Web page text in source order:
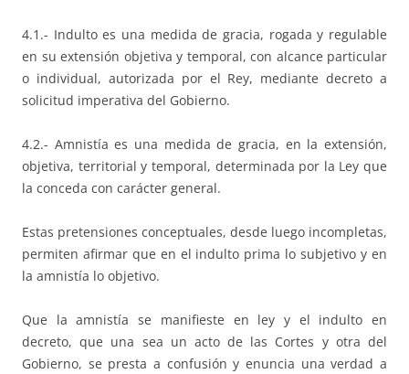
4.1.- Indulto es una medida de gracia, rogada y regulable
en su extensión objetiva y temporal, con alcance particular
o individual, autorizada por el Rey, mediante decreto a
solicitud imperativa del Gobierno.
4.2.- Amnistía es una medida de gracia, en la extensión,
objetiva, territorial y temporal, determinada por la Ley que
la conceda con carácter general.
Estas pretensiones conceptuales, desde luego incompletas,
permiten afirmar que en el indulto prima lo subjetivo y en
la amnistía lo objetivo.
Que la amnistía se manifieste en ley y el indulto en
decreto, que una sea un acto de las Cortes y otra del
Gobierno, se presta a confusión y enuncia una verdad a